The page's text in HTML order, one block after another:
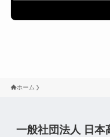
ホーム
一般社団法人 日本